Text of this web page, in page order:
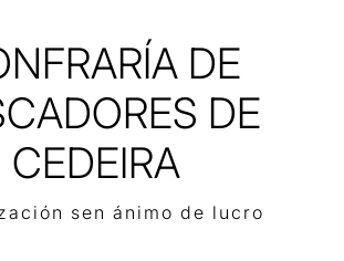
DE
DE
CEDEIRA
sen ánimo de lucro